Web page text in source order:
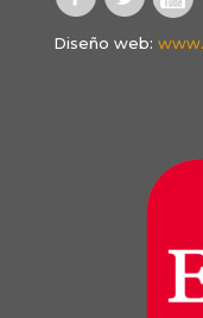
Diseño web: